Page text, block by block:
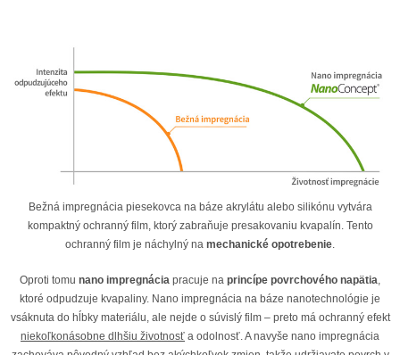
Bežná impregnácia piesekovca na báze akrylátu alebo silikónu vytvára
kompaktný ochranný film, ktorý zabraňuje presakovaniu kvapalín. Tento
ochranný film je náchylný na mechanické opotrebenie.
Oproti tomu nano impregnácia pracuje na princípe povrchového napätia,
ktoré odpudzuje kvapaliny. Nano impregnácia na báze nanotechnológie je
vsáknuta do hĺbky materiálu, ale nejde o súvislý film – preto má ochranný efekt
niekoľkonásobne dlhšiu životnosť a odolnosť. A navyše nano impregnácia